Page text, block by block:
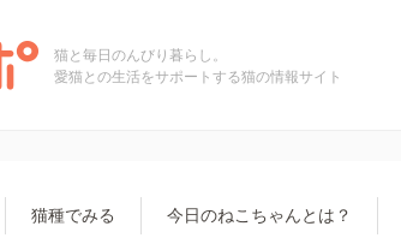
猫と毎日のんびり暮らし。
愛猫との生活をサポートする猫の情報サイト
猫種でみる 今日のねこちゃんとは？